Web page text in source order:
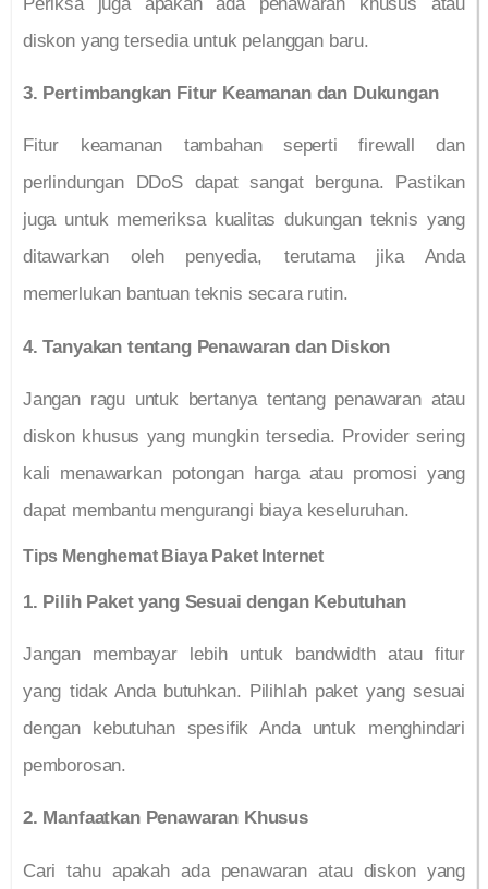
diskon yang tersedia untuk pelanggan baru.
3. Pertimbangkan Fitur Keamanan dan Dukungan
Fitur keamanan tambahan seperti firewall dan
perlindungan DDoS dapat sangat berguna. Pastikan
juga untuk memeriksa kualitas dukungan teknis yang
ditawarkan oleh penyedia, terutama jika Anda
memerlukan bantuan teknis secara rutin.
4. Tanyakan tentang Penawaran dan Diskon
Jangan ragu untuk bertanya tentang penawaran atau
diskon khusus yang mungkin tersedia. Provider sering
kali menawarkan potongan harga atau promosi yang
dapat membantu mengurangi biaya keseluruhan.
Tips Menghemat Biaya Paket Internet
1. Pilih Paket yang Sesuai dengan Kebutuhan
Jangan membayar lebih untuk bandwidth atau fitur
yang tidak Anda butuhkan. Pilihlah paket yang sesuai
dengan kebutuhan spesifik Anda untuk menghindari
pemborosan.
2. Manfaatkan Penawaran Khusus
Cari tahu apakah ada penawaran atau diskon yang